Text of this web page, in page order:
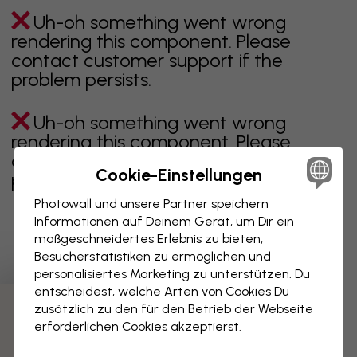
Uh-oh something went wrong
rendering this component. Please
contact customer support if the
problem persists.
Uh-oh something went wrong
rendering this component. Please
contact customer support if the
problem persists.
Zeigt Seite 1 von 3 Seiten
Weitere Kategorien entdecken
Cookie-Einstellungen
Photowall und unsere Partner speichern
Informationen auf Deinem Gerät, um Dir ein
maßgeschneidertes Erlebnis zu bieten,
Besucherstatistiken zu ermöglichen und
personalisiertes Marketing zu unterstützen. Du
entscheidest, welche Arten von Cookies Du
zusätzlich zu den für den Betrieb der Webseite
erforderlichen Cookies akzeptierst.